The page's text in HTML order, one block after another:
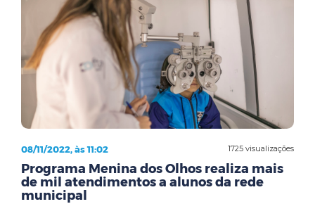
1725 visualizações
08/11/2022, às 11:02
Programa Menina dos Olhos realiza mais
de mil atendimentos a alunos da rede
municipal